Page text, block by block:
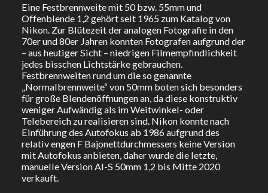
Eine Festbrennweite mit 50 bzw. 55mm und
Offenblende 1,2 gehört seit 1965 zum Katalog von
Nikon. Zur Blütezeit der analogen Fotografie in den
70er und 80er Jahren konnten Fotografen aufgrund der
– aus heutiger Sicht – niedrigen Filmempfindlichkeit
jedes bisschen Lichtstärke gebrauchen.
Festbrennweiten rund um die so genannte
„Normalbrennweite“ von 50mm boten sich besonders
für große Blendenöffnungen an, da diese konstruktiv
weniger Aufwändig als im Weitwinkel- oder
Telebereich zu realisieren sind. Nikon konnte nach
Einführung des Autofokus ab 1986 aufgrund des
relativ engen F Bajonettdurchmessers keine Version
mit Autofokus anbieten, daher wurde die letzte,
manuelle Version AI-S 50mm 1,2 bis Mitte 2020
verkauft.